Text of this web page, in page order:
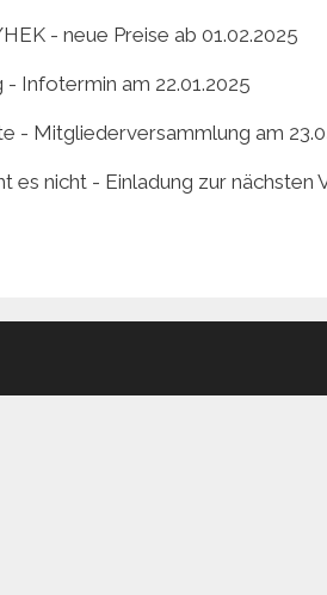
- neue Preise ab 01.02.2025
- Infotermin am 22.01.2025
- Mitgliederversammlung am
es nicht - Einladung zur nächsten